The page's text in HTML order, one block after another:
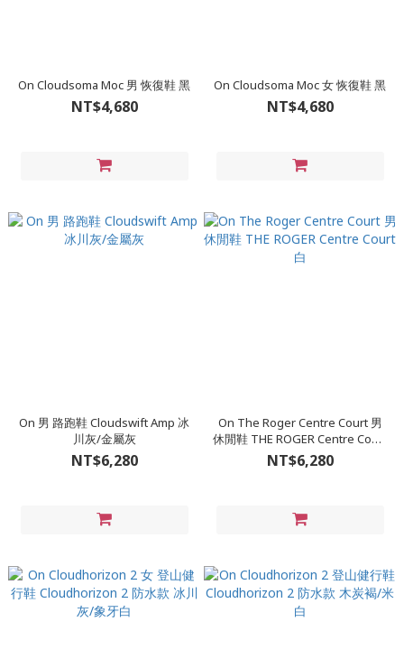
On Cloudsoma Moc 男 恢復鞋 黑
NT$4,680
On Cloudsoma Moc 女 恢復鞋 黑
NT$4,680
On 男 路跑鞋 Cloudswift Amp 冰
川灰/金屬灰
NT$6,280
On The Roger Centre Court 男
休閒鞋 THE ROGER Centre Court
白
NT$6,280